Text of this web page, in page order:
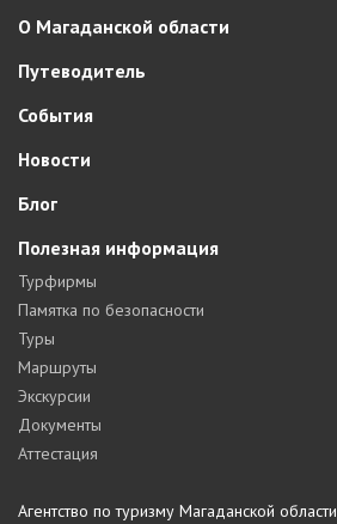
О Магаданской области
Путеводитель
События
Новости
Блог
Полезная информация
Турфирмы
Памятка по безопасности
Туры
Маршруты
Экскурсии
Документы
Аттестация
Агентство по туризму Магаданской области